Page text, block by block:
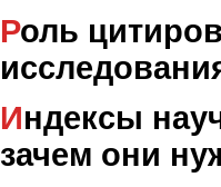
Роль цитирования в научных
Индексы научных публикаций:
зачем они